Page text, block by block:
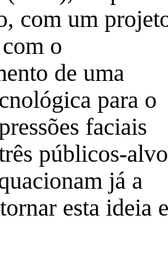
com um
o
de uma
para o
faciais
públicos-
já a
esta ideia